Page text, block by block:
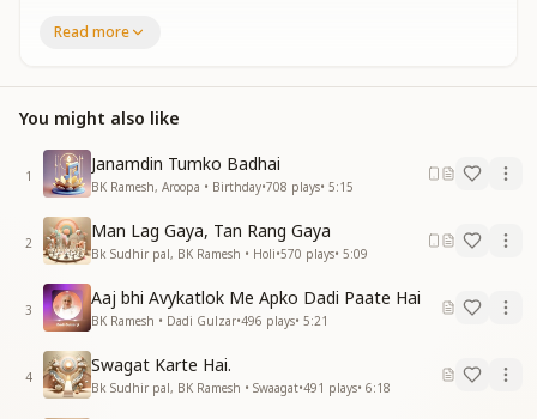
सदा तेरी यही भावना
मन में सदा यही कामना
अन्तर मुखी सदा है सुखी
स्नेहमई मूरत मा
ओम ध्वनि के स्वर से
ओम राधे बनी मा
तू है दानी मा तू है वरदानी मा
तू है जगत जननी मा
कमल नयनी हृदय स्वरी
देवी सुहासीनी मा
अष्टभुजा धारी भाग्य विधाती
कात्यायनी कामधेनु मा
ज्ञान बिना वादिनी
वेदशास्त्र धारीनी
Read more
You might also like
1
Janamdin Tumko Badhai
BK Ramesh, Aroopa • Birthday•708 plays• 5:15
2
Man Lag Gaya, Tan Rang Gaya
Bk Sudhir pal, BK Ramesh • Holi•570 plays• 5:09
3
Aaj bhi Avykatlok Me Apko Dadi Paate Hai
BK Ramesh • Dadi Gulzar•496 plays• 5:21
4
Swagat Karte Hai.
Bk Sudhir pal, BK Ramesh • Swaagat•491 plays• 6:18